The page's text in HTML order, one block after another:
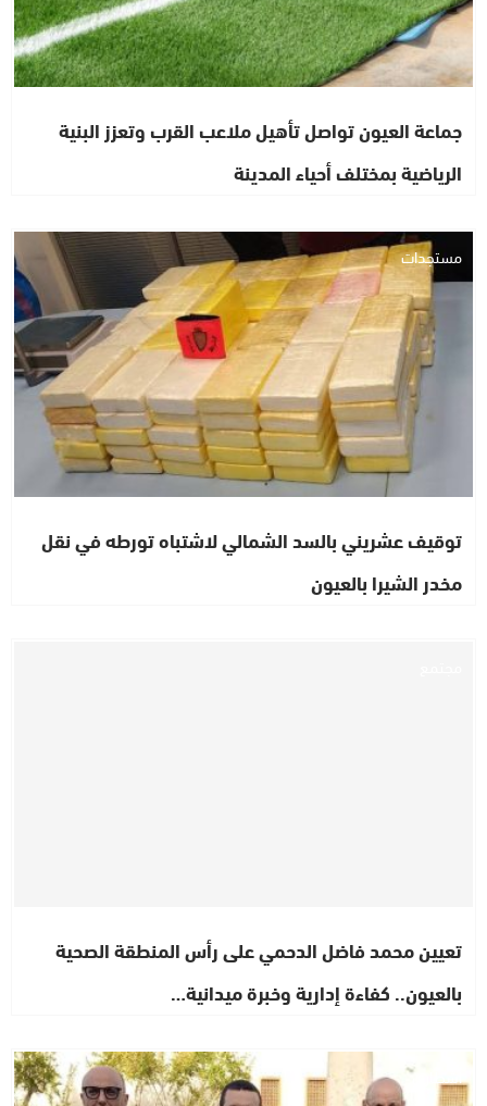
جماعة العيون تواصل تأهيل ملاعب القرب وتعزز البنية
الرياضية بمختلف أحياء المدينة
مستجدات
توقيف عشريني بالسد الشمالي لاشتباه تورطه في نقل
مخدر الشيرا بالعيون
تعيين محمد فاضل الدحمي على رأس المنطقة الصحية
بالعيون.. كفاءة إدارية وخبرة ميدانية…
اشطاري